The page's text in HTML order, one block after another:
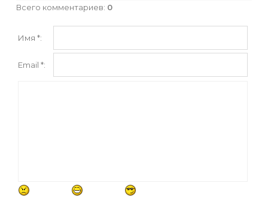
Всего комментариев: 0
Имя *:
Email *: